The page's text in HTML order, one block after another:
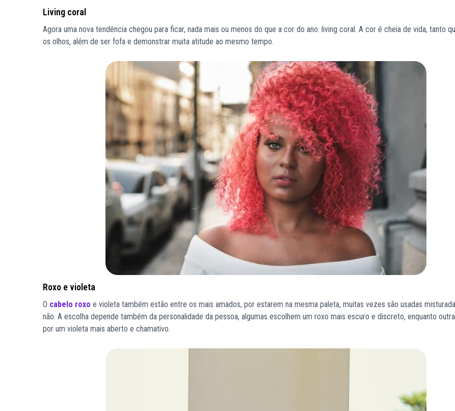
Living coral
Agora uma nova tendência chegou para ficar, nada mais ou menos do que a cor do ano: living coral. A cor é cheia de vida, tanto
os olhos, além de ser fofa e demonstrar muita atitude ao mesmo tempo.
Roxo e violeta
O cabelo roxo e violeta também estão entre os mais amados, por estarem na mesma paleta, muitas vezes são usadas
não. A escolha depende também da personalidade da pessoa, algumas escolhem um roxo mais escuro e discreto, enquanto
por um violeta mais aberto e chamativo.